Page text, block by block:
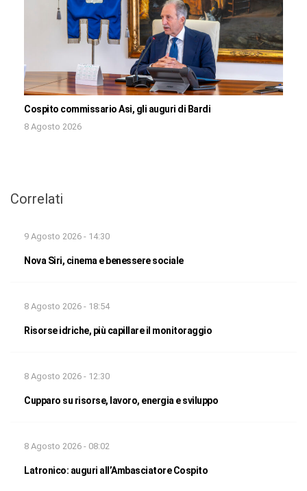
Cospito commissario Asi, gli auguri di Bardi
8 Agosto 2026
Correlati
9 Agosto 2026 - 14:30
Nova Siri, cinema e benessere sociale
8 Agosto 2026 - 18:54
Risorse idriche, più capillare il monitoraggio
8 Agosto 2026 - 12:30
Cupparo su risorse, lavoro, energia e sviluppo
8 Agosto 2026 - 08:02
Latronico: auguri all’Ambasciatore Cospito